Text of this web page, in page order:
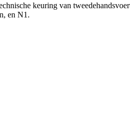
keuring van
en N1.